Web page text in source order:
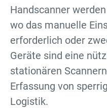
Handscanner
wo das manuelle
erforderlich oder
Geräte sind eine
stationären
Erfassung von
Logistik.